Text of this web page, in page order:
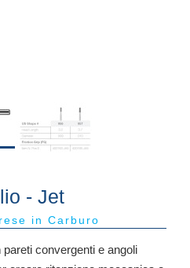
- Jet
in Carburo
convergenti e angoli